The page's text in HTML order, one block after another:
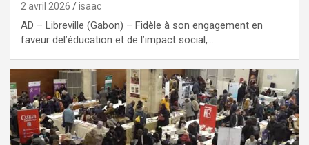
2 avril 2026 isaac
AD – Libreville (Gabon) – Fidèle à son engagement en
faveur del’éducation et de l’impact social,…